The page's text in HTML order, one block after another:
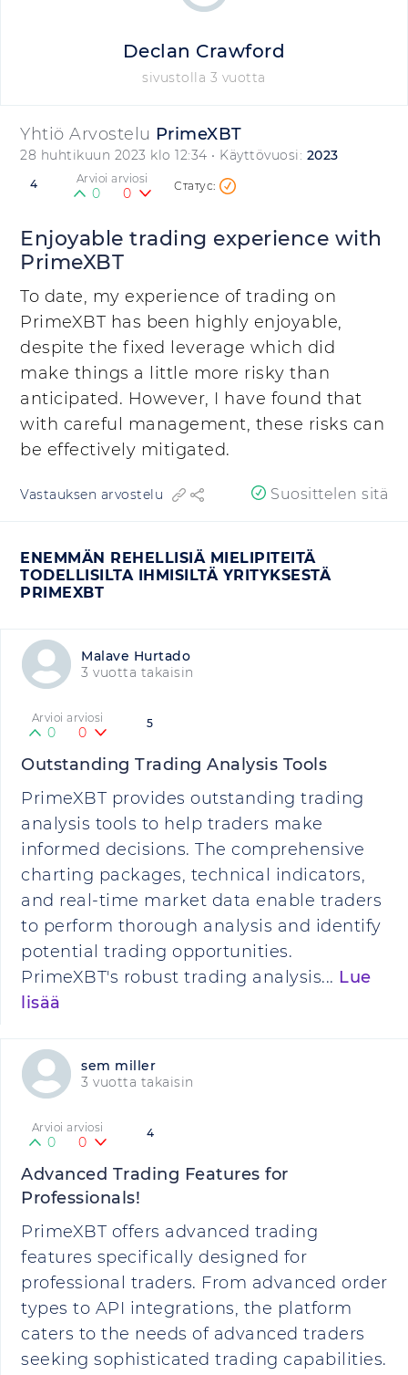
Yhtiö Arvostelu PrimeXBT
28 huhtikuun 2023 klo 12:34 • Käyttövuosi: 2023
4 Arvioi arviosi
0 0
Enjoyable trading experience with
PrimeXBT
To date, my experience of trading on
PrimeXBT has been highly enjoyable,
despite the fixed leverage which did
make things a little more risky than
anticipated. However, I have found that
with careful management, these risks can
be effectively mitigated.
Vastauksen arvostelu Suosittelen sitä
ENEMMÄN REHELLISIÄ MIELIPITEITÄ
TODELLISILTA IHMISILTÄ YRITYKSESTÄ
PRIMEXBT
Malave Hurtado
3 vuotta takaisin
5
Arvioi arviosi
0 0
Outstanding Trading Analysis Tools
PrimeXBT provides outstanding trading
analysis tools to help traders make
informed decisions. The comprehensive
charting packages, technical indicators,
and real-time market data enable traders
to perform thorough analysis and identify
potential trading opportunities.
PrimeXBT's robust trading analysis... Lue
lisää
sem miller
3 vuotta takaisin
4
Arvioi arviosi
0 0
Advanced Trading Features for
Professionals!
PrimeXBT offers advanced trading
features specifically designed for
professional traders. From advanced order
types to API integrations, the platform
caters to the needs of advanced traders
seeking sophisticated trading capabilities.
Declan Crawford
sivustolla 3 vuotta